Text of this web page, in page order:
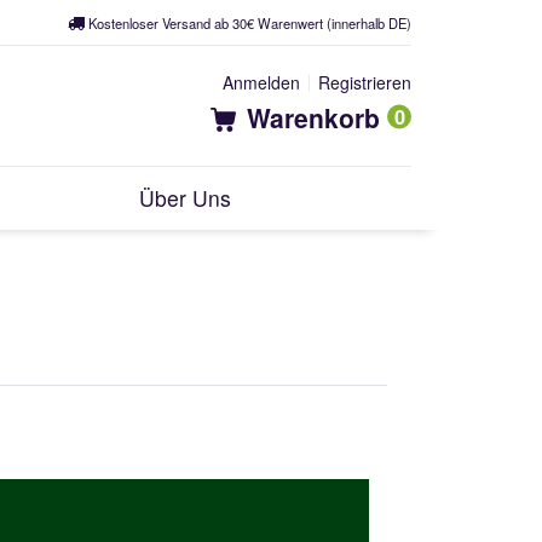
Kostenloser Versand ab 30€ Warenwert (innerhalb DE)
Anmelden Registrieren
Warenkorb 0
Q10
Über Uns